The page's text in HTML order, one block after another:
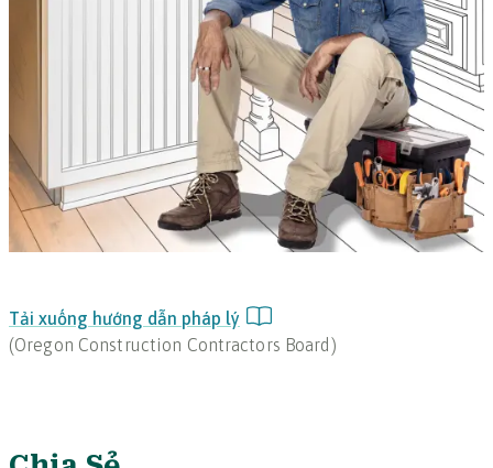
Tải xuống hướng dẫn pháp lý
(Oregon Construction Contractors Board )